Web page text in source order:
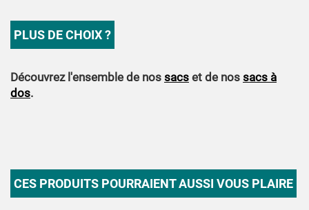
PLUS DE CHOIX ?
Découvrez l'ensemble de nos sacs et de nos sacs à
dos.
CES PRODUITS POURRAIENT AUSSI VOUS PLAIRE